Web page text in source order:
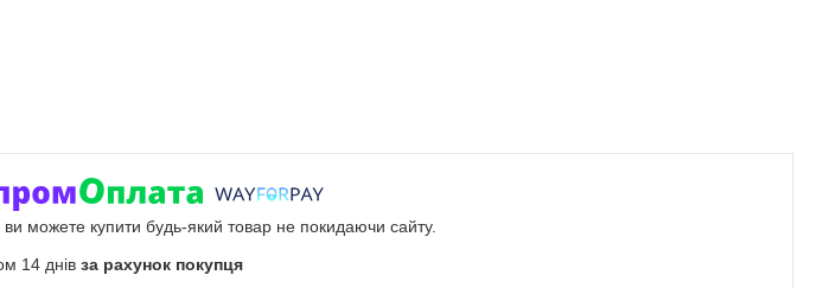
ви можете купити будь-який товар не покидаючи сайту.
14 днів за рахунок покупця